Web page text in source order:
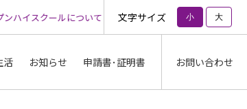
イスクールについて【その他】 オープンハイスクール
文字サイズ 小 大
活 お知らせ 申請書･証明書 お問い合わせ